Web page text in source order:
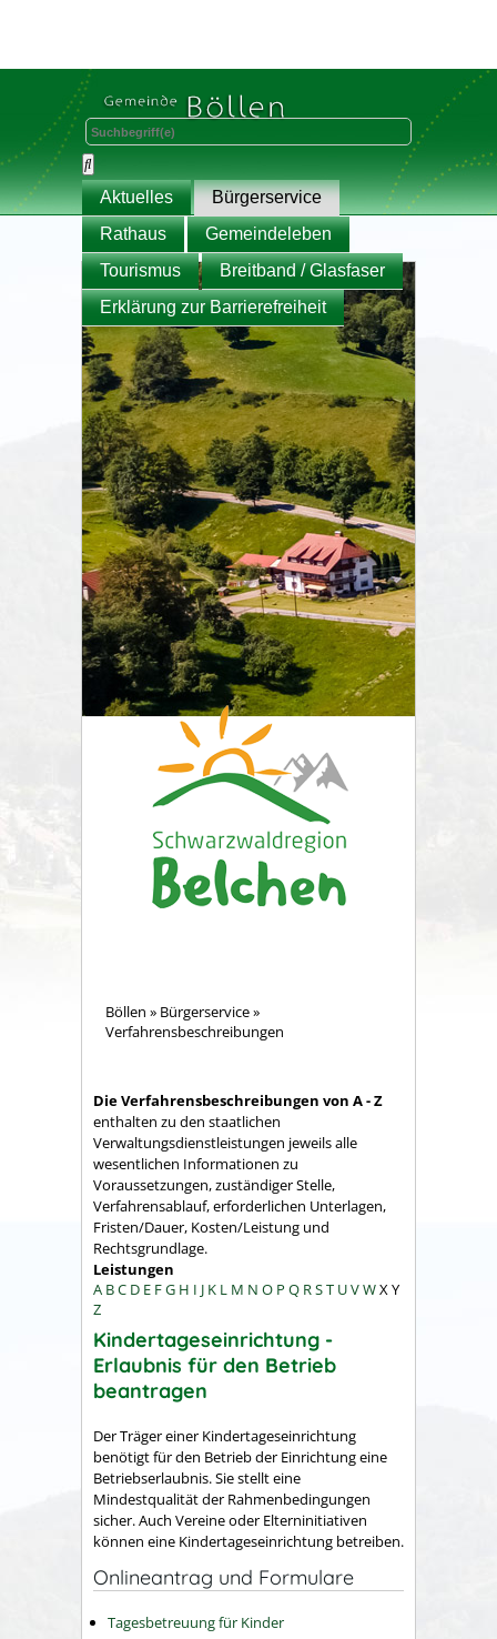
Aktuelles
Bürgerservice
Rathaus
Gemeindeleben
Tourismus
Breitband / Glasfaser
Erklärung zur Barrierefreiheit
Böllen » Bürgerservice»
Verfahrensbeschreibungen
Die Verfahrensbeschreibungen von A - Z
enthalten zu den staatlichen
Verwaltungsdienstleistungen jeweils alle
wesentlichen Informationen zu
Voraussetzungen, zuständiger Stelle,
Verfahrensablauf, erforderlichen Unterlagen,
Fristen/Dauer, Kosten/Leistung und
Rechtsgrundlage.
Leistungen
A BC D E FG H I J K L M N O P Q RST UVWX Y
Z
Kindertageseinrichtung -
Erlaubnis für den Betrieb
beantragen
Der Träger einer Kindertageseinrichtung
benötigt für den Betrieb der Einrichtung eine
Betriebserlaubnis. Sie stellt eine
Mindestqualität der Rahmenbedingungen
sicher.Auch Vereine oder Elterninitiativen
können eine Kindertageseinrichtung betreiben.
Onlineantrag und Formulare
Tagesbetreuung für Kinder